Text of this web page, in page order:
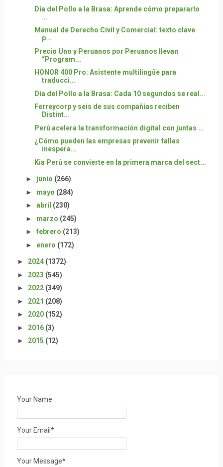
Día del Pollo a la Brasa: Aprende cómo prepararlo
...
Manual de Derecho Civil y Comercial: texto clave
p...
Precio Uno y Peruanos por Peruanos llevan
“Program...
HONOR 400 Pro: Asistente multilingüe para
traducci...
Día del Pollo a la Brasa: Cada 10 segundos se real...
Ferreycorp y seis de sus compañías reciben
Distint...
Perú acelera la transformación digital con juntas ...
¿Cómo pueden las empresas prevenir fallas
inespera...
Kia Perú se convierte en la primera marca del sect...
► junio (266)
► mayo (284)
► abril (230)
► marzo (245)
► febrero (213)
► enero (172)
► 2024 (1372)
► 2023 (545)
► 2022 (349)
► 2021 (208)
► 2020 (152)
► 2016 (3)
► 2015 (12)
Your Name
Your Email*
Your Message*